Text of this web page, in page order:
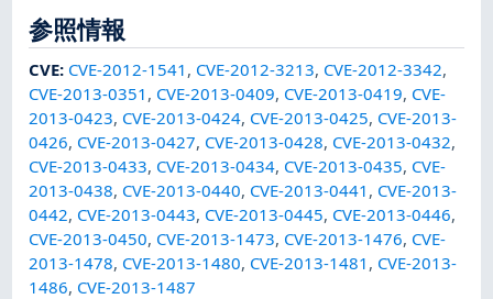
参照情報
CVE: CVE-2012-1541 , CVE-2012-3213, CVE-2012-3342,
CVE-2013-0351 , CVE-2013-0409, CVE-2013-0419, CVE-
2013-0423, CVE-2013-0424, CVE-2013-0425, CVE-2013-
0426, CVE-2013-0427, CVE-2013-0428, CVE-2013-0432,
CVE-2013-0433, CVE-2013-0434, CVE-2013-0435, CVE-
2013-0438, CVE-2013-0440, CVE-2013-0441 , CVE-2013-
0442, CVE-2013-0443, CVE-2013-0445, CVE-2013-0446,
CVE-2013-0450, CVE-2013-1473, CVE-2013-1476, CVE-
2013-1478, CVE-2013-1480, CVE-2013-1481 , CVE-2013-
1486, CVE-2013-1487